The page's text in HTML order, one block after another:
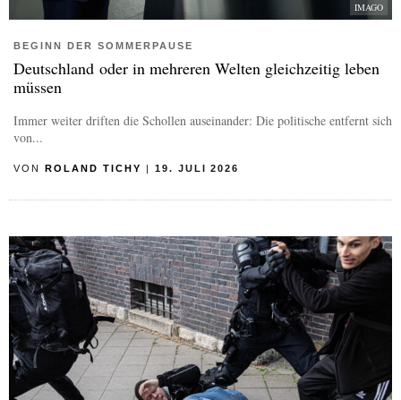
IMAGO
BEGINN DER SOMMERPAUSE
Deutschland oder in mehreren Welten gleichzeitig leben
müssen
Immer weiter driften die Schollen auseinander: Die politische entfernt sich
von...
VON ROLAND TICHY 19. JULI 2026